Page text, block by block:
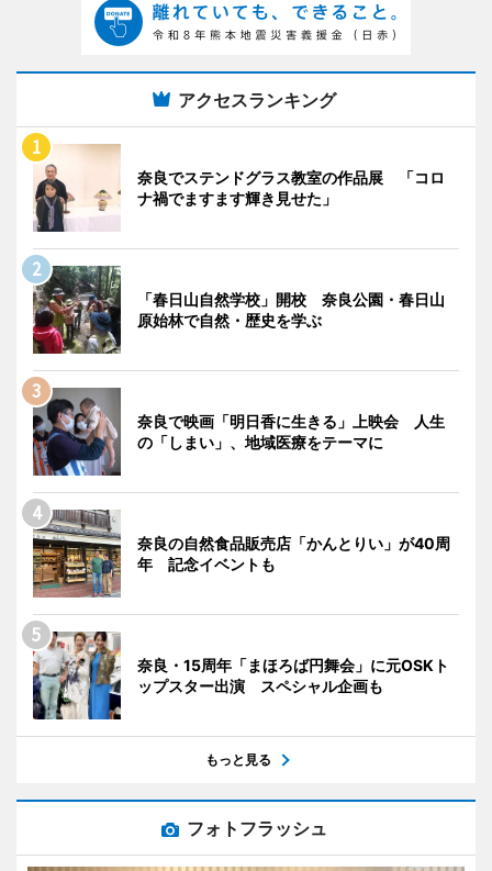
アクセスランキング
奈良でステンドグラス教室の作品展 「コロ
ナ禍でますます輝き見せた」
「春日山自然学校」開校 奈良公園・春日山
原始林で自然・歴史を学ぶ
奈良で映画「明日香に生きる」上映会 人生
の「しまい」、地域医療をテーマに
奈良の自然食品販売店「かんとりい」が40周
年 記念イベントも
奈良・15周年「まほろば円舞会」に元OSKト
ップスター出演 スペシャル企画も
もっと見る
フォトフラッシュ